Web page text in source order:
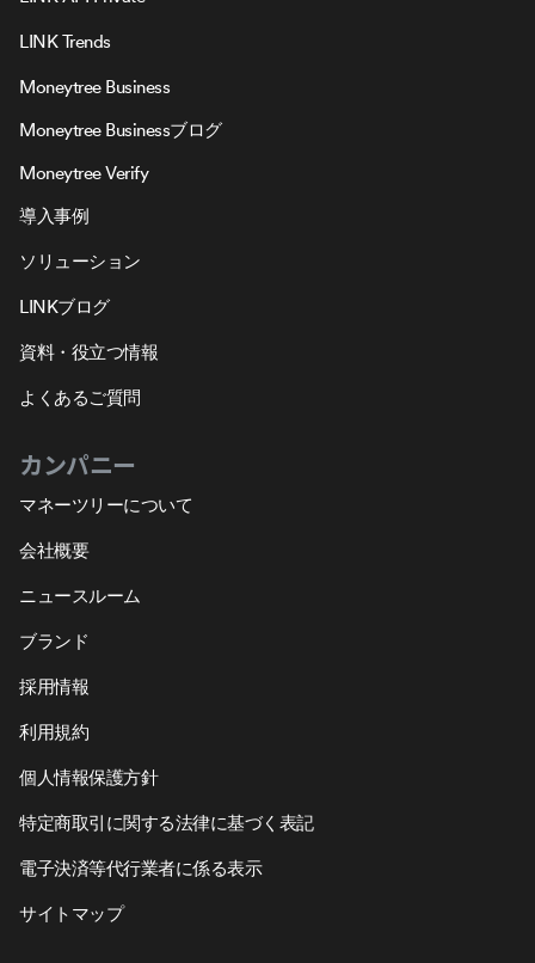
LINK Trends
Moneytree Business
Moneytree Businessブログ
Moneytree Verify
導入事例
ソリューション
LINKブログ
資料・役立つ情報
よくあるご質問
カンパニー
マネーツリーについて
会社概要
ニュースルーム
ブランド
採用情報
利用規約
個人情報保護方針
特定商取引に関する法律に基づく表記
電子決済等代行業者に係る表示
サイトマップ